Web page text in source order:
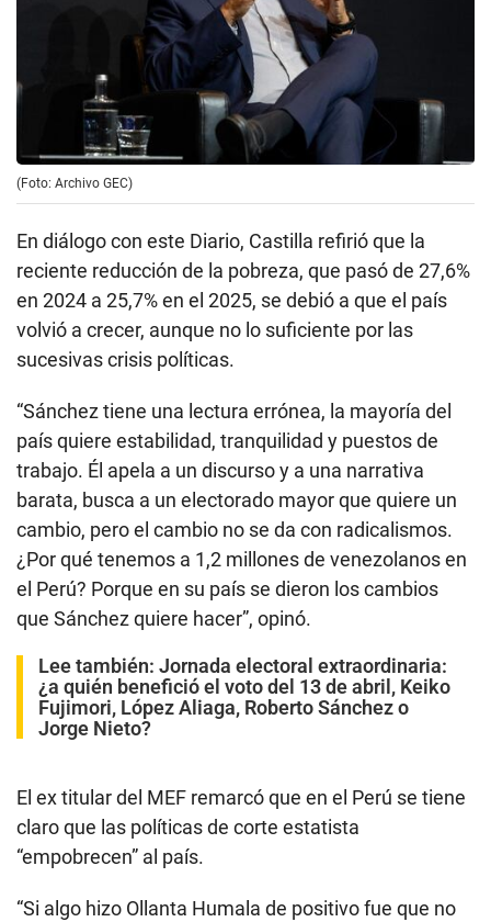
(Foto: Archivo GEC)
En diálogo con este Diario, Castilla refirió que la
reciente reducción de la pobreza, que pasó de 27,6%
en 2024 a 25,7% en el 2025, se debió a que el país
volvió a crecer, aunque no lo suficiente por las
sucesivas crisis políticas.
“Sánchez tiene una lectura errónea, la mayoría del
país quiere estabilidad, tranquilidad y puestos de
trabajo. Él apela a un discurso y a una narrativa
barata, busca a un electorado mayor que quiere un
cambio, pero el cambio no se da con radicalismos.
¿Por qué tenemos a 1,2 millones de venezolanos en
el Perú? Porque en su país se dieron los cambios
que Sánchez quiere hacer”, opinó.
Lee también: Jornada electoral extraordinaria:
¿a quién benefició el voto del 13 de abril, Keiko
Fujimori, López Aliaga, Roberto Sánchez o
Jorge Nieto?
El ex titular del MEF remarcó que en el Perú se tiene
claro que las políticas de corte estatista
“empobrecen” al país.
“Si algo hizo Ollanta Humala de positivo fue que no